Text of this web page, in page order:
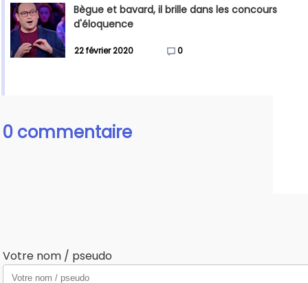
Bègue et bavard, il brille dans les concours
d'éloquence
22 février 2020 0
0 commentaire
Votre nom / pseudo